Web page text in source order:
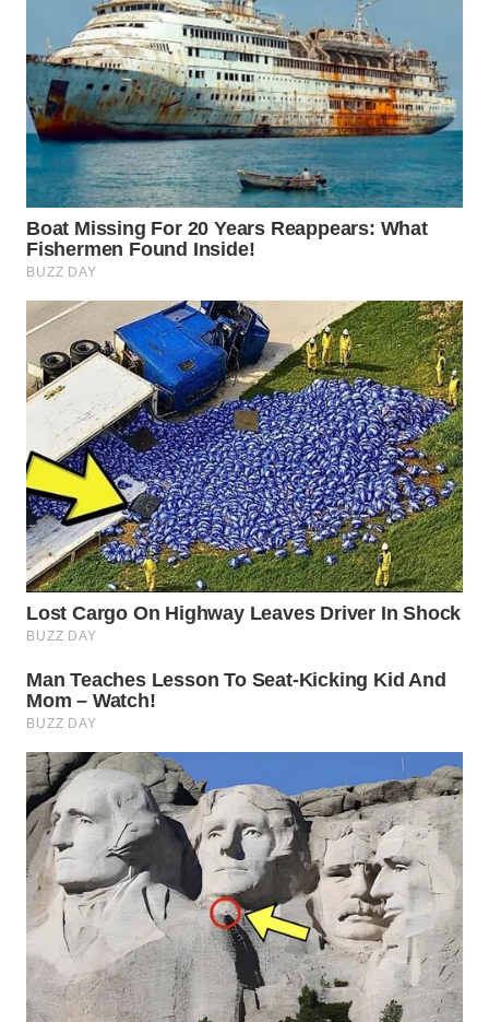
BINJAI
WN
CIREBON
WN
INDRAMAYU
WN
KUNINGAN
MAJALENGKA
WN
SUBANG
WN
SUKABUMI
WN
PURWAKARTA
PRIANGAN
TIMUR
WN
SEMARANG
WN
SOLO
WN
BOROBUDUR
WN